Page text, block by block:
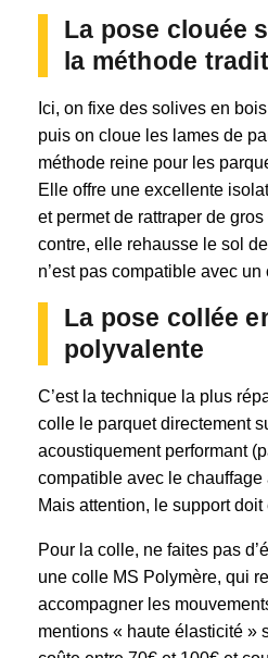
La pose clouée
la méthode
Ici, on fixe des solives en
puis on cloue les lames de
méthode reine pour les
Elle offre une excellente
et permet de rattraper de
contre, elle rehausse le sol
n’est pas compatible avec
La pose collée
polyvalente
C’est la technique la plus
colle le parquet directement
acoustiquement performant
compatible avec le
Mais attention, le support
Pour la colle, ne faites pas
une colle MS Polymère, qui
accompagner les
mentions « haute élasticité »